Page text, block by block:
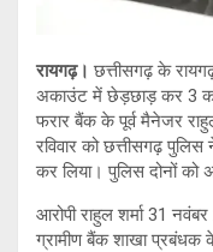
रायगढ़।छत्तीसगढ़ के
अकाउंट में छेड़छाड़ कर 3
फरार बैंक के पूर्व मैनेजर
रविवार को छत्तीसगढ़
कर लिया। पुलिस दोनों
आरोपी राहुल शर्मा 31
ग्रामीण बैंक शाखा प्रबंधक